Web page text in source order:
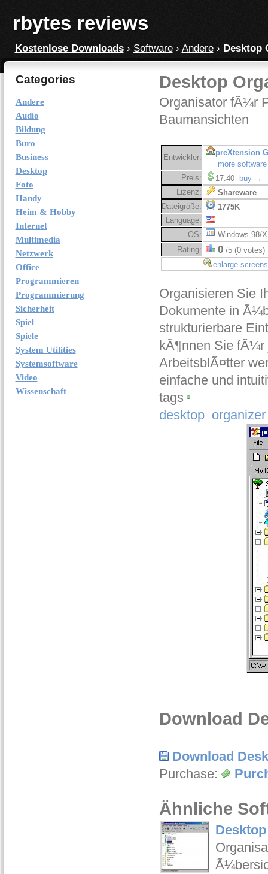
rbytes reviews
Kostenlose Downloads› Software› Andere› Desktop
Categories
Andere
Audio
Bildung
Buro
Business
Desktop
Foto
Handy
Heim & Hobby
Internet
Multimedia
Netzwerk
Office
Programmieren
Programmierung
Sicherheit
Spiel
Spiele
System Utilities
Systemsoftware
Video
Wissenschaft
Desktop
Organisator fÃ¼r
Baumansichten
Entwickler:
preXtension
more
Preis:
17.40
buy →
Lizenz:
Shareware
Dateigröße:
1775K
Language:
OS:
Windows 98/
Rating:
0/5 (0 votes)
enlarge
Organisieren Sie
Dokumente in
strukturierbare
kÃ¶nnen Sie fÃ¼r
ArbeitsblÃ¤tter
einfache und
tags
desktop organizer
Download
Download
Purchase:
Ähnliche